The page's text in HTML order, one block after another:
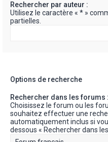
Rechercher par auteur :
Utilisez le caractère « * »
partielles.
Options de recherche
Rechercher dans les forums :
Choisissez le forum ou les
souhaitez effectuer une
automatiquement inclus si
dessous « Rechercher dans